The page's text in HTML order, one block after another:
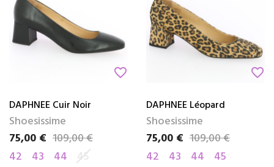
favorite_border
DAPHNEE Cuir Noir
Shoesissime
Prix
75,00 €
Prix de base109,00 €
42
43 44 45
favorite_border
DAPHNEE Léopard
Shoesissime
Prix
75,00 €
Prix de base109,00 €
42
43 44 45